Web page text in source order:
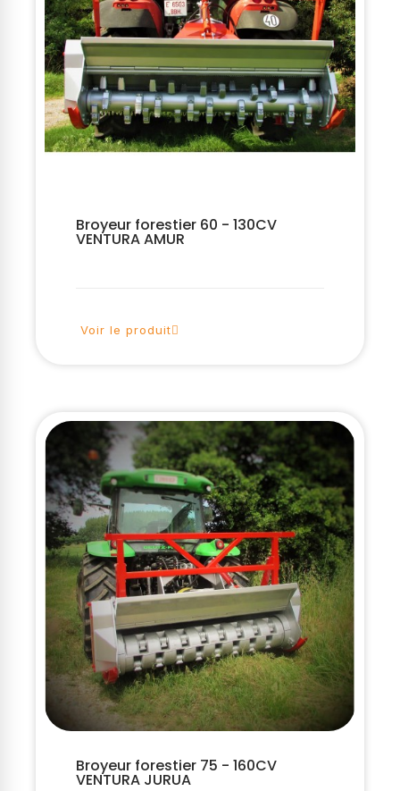
Broyeur forestier 60 - 130CV
VENTURA AMUR
Voir le produit
Broyeur forestier 75 - 160CV
VENTURA JURUA